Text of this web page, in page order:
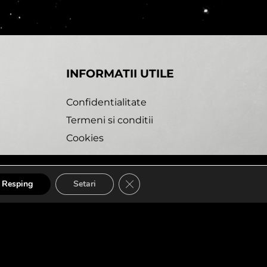
INFORMATII UTILE
Confidentialitate
Termeni si conditii
Cookies
Resping Setari CLOSE GDPR COOKIE
A1.-Grenco_transcendental